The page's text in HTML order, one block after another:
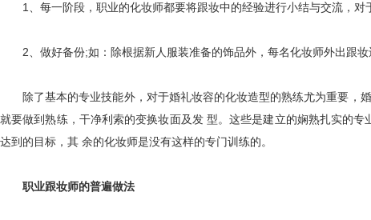
1、每一阶段，职业的化妆师都要将跟妆中的经验进行小结与交流，对
2、做好备份;如：除根据新人服装准备的饰品外，每名化妆师外出跟妆
除了基本的专业技能外，对于婚礼妆容的化妆造型的熟练尤为重要，
就要做到熟练，干净利索的变换妆面及发 型。这些是建立的娴熟扎实的
达到的目标，其 余的化妆师是没有这样的专门训练的。
职业跟妆师的普遍做法